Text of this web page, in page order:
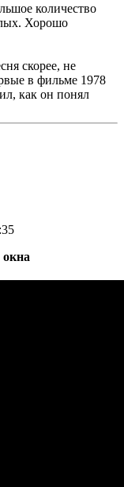
количество
Хорошо
скорее, не
в фильме 1978
как он понял